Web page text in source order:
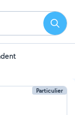
Particulier